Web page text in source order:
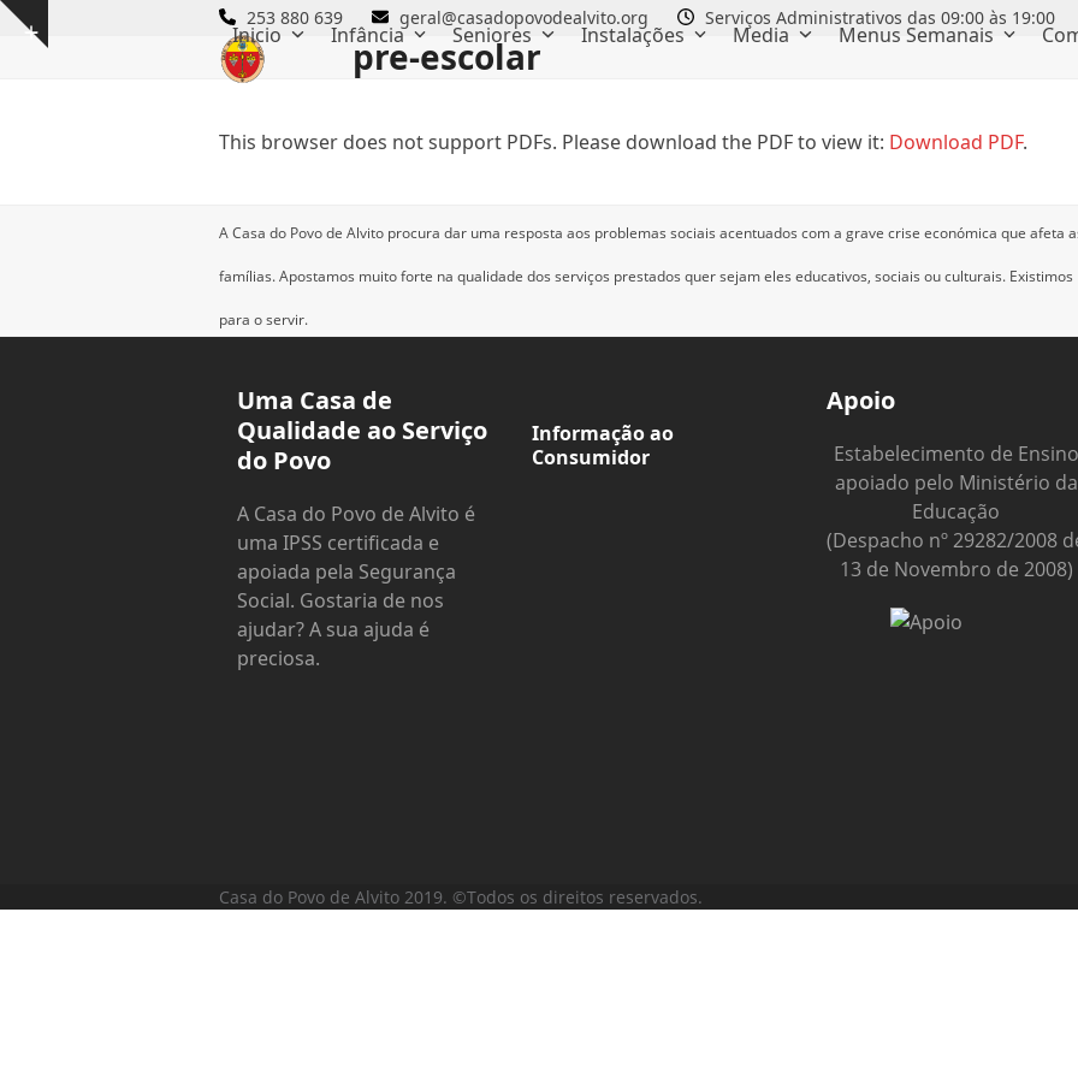
Skip
Show
253 880 639 geral@casadopovodealvito.org Serviços Administrativos das 09:00 às 19:00
Inicio Infância Seniores Instalações Media Menus Semanais
pre-escolar
This browser does not support PDFs. Please download the PDF to view it: Download PDF.
A Casa do Povo de Alvito procura dar uma resposta aos problemas sociais acentuados com a grave crise económica que afeta
famílias.Apostamos muito forte na qualidade dos serviços prestados quer sejam eles educativos, sociais ou culturais. Existimos
para o servir.
Uma Casa de
Qualidade ao Serviço
do Povo
A Casa do Povo de Alvito é
uma IPSS certificada e
apoiada pela Segurança
Social. Gostaria de nos
ajudar? A sua ajuda é
preciosa.
Informação ao
Consumidor
Apoio
Estabelecimento de Ensino
apoiado pelo Ministério da
Educação
(Despacho nº 29282/2008
13 de Novembro de 2008)
Casa do Povo de Alvito 2019. ©Todos os direitos reservados.